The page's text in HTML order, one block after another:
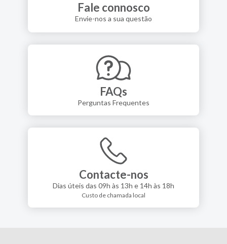
Fale connosco
Envie-nos a sua questão
FAQs
Perguntas Frequentes
Contacte-nos
Dias úteis das 09h às 13h e 14h às 18h
Custo de chamada local